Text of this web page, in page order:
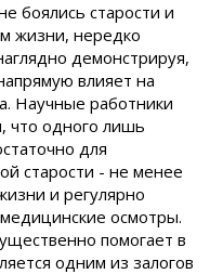
боялись старости и
жизни, нередко
демонстрируя,
влияет на
Научные работники
что одного лишь
для
старости - не менее
и регулярно
осмотры.
помогает в
одним из залогов